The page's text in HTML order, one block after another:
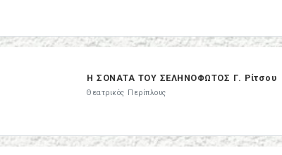
Η ΣΟΝΑΤΑ ΤΟΥ ΣΕΛΗΝΟΦΩΤΟΣ Γ. Ρίτσου
Θεατρικός Περίπλους